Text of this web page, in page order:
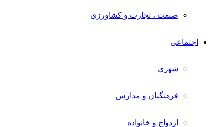
صنعت ، تجارت و کشاورزی
اجتماعی
شهری
فرهنگیان و مدارس
ازدواج و خانواده